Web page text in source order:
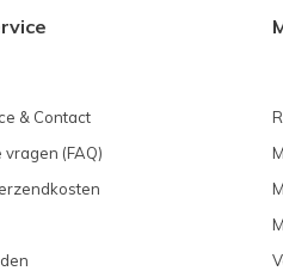
& Contact
(FAQ)